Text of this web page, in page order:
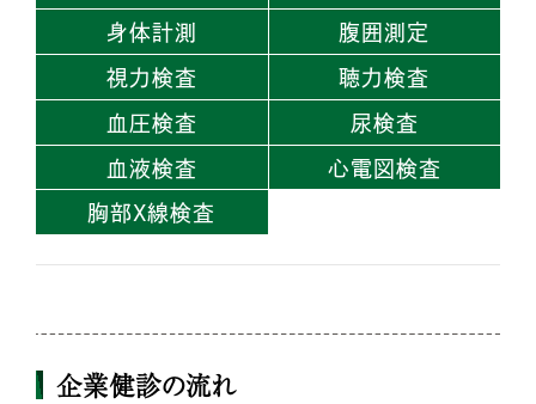
身体計測 腹囲測定
視力検査 聴力検査
血圧検査 尿検査
血液検査 心電図検査
胸部X線検査
企業健診の流れ